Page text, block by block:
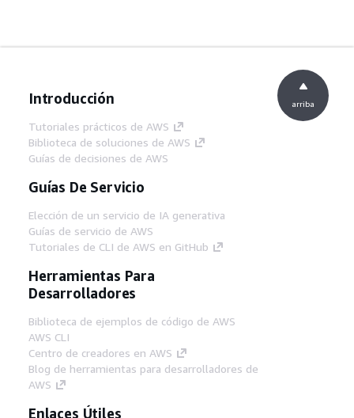
Introducción
Tutoriales prácticos de AWS
Biblioteca de soluciones de AWS
Guías de decisiones de AWS
Guías De Servicio
Elección de un servicio de IA generativa
Guías de servicio de AWS
Tutoriales de CLI de AWS en GitHub
Herramientas Para
Desarrolladores
Biblioteca de ejemplos de código de AWS
AWS CLI
Centro de creadores en AWS
Blog de herramientas para desarrolladores de
AWS
Enlaces Útiles
arriba